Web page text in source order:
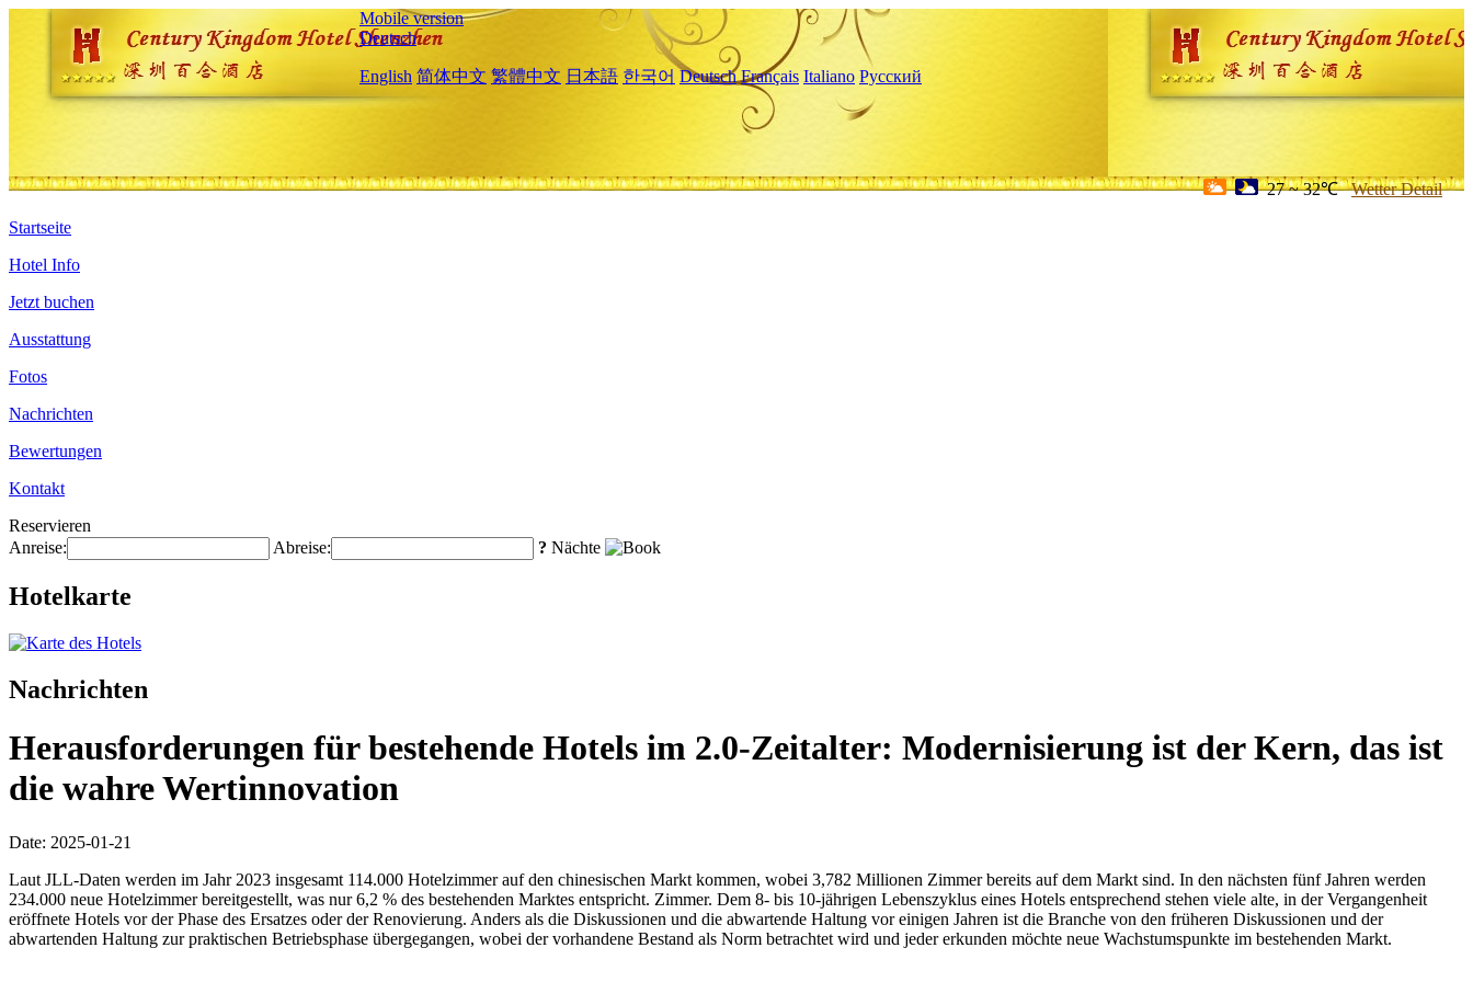
Mobile version
Deutsch
English 简体中文 繁體中文 日本語 한국어 Deutsch Français Italiano Русский
27 ~ 32℃ Wetter Detail
Startseite
Hotel Info
Jetzt buchen
Ausstattung
Fotos
Nachrichten
Bewertungen
Kontakt
Reservieren
Anreise:
Abreise: ? Nächte
Hotelkarte
Nachrichten
Herausforderungen für bestehende Hotels im 2.0-Zeitalter: Modernisierung ist der Kern, das ist
die wahre Wertinnovation
Date: 2025-01-21
Laut JLL-Daten werden im Jahr 2023 insgesamt 114.000 Hotelzimmer auf den chinesischen Markt kommen, wobei 3,782 Millionen Zimmer bereits auf dem Markt sind. In den nächsten fünf Jahren werden
234.000 neue Hotelzimmer bereitgestellt, was nur 6,2 % des bestehenden Marktes entspricht. Zimmer. Dem 8- bis 10-jährigen Lebenszyklus eines Hotels entsprechend stehen viele alte, in der Vergangenheit
eröffnete Hotels vor der Phase des Ersatzes oder der Renovierung. Anders als die Diskussionen und die abwartende Haltung vor einigen Jahren ist die Branche von den früheren Diskussionen und der
abwartenden Haltung zur praktischen Betriebsphase übergegangen, wobei der vorhandene Bestand als Norm betrachtet wird und jeder erkunden möchte neue Wachstumspunkte im bestehenden Markt.